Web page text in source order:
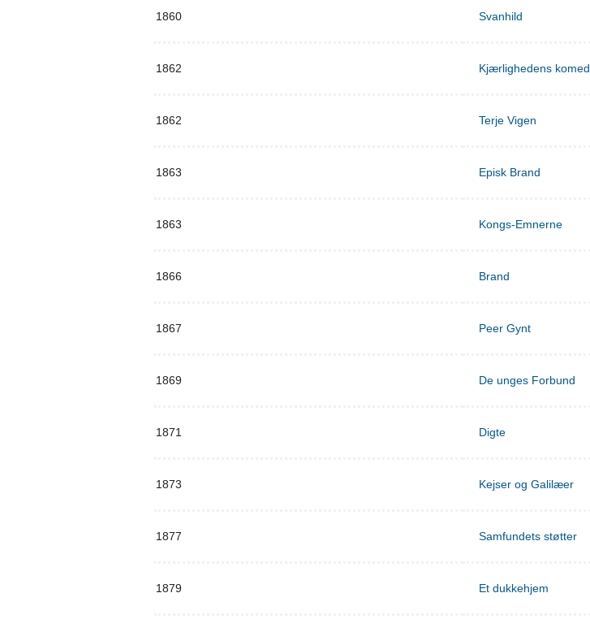
1860 Svanhild
1862 Kjærlighedens
1862 Terje Vigen
1863 Episk Brand
1863 Kongs-Emnerne
1866 Brand
1867 Peer Gynt
1869 De unges Forbund
1871 Digte
1873 Kejser og Galilæer
1877 Samfundets støtter
1879 Et dukkehjem